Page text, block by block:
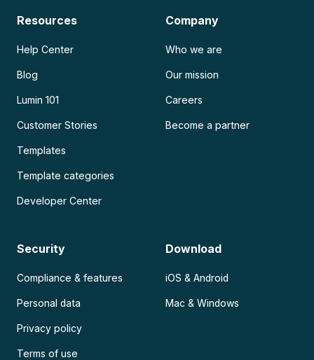
Resources
Help Center
Blog
Lumin 101
Customer Stories
Templates
Template categories
Developer Center
Company
Who we are
Our mission
Careers
Become a partner
Security
Compliance & features
Personal data
Privacy policy
Terms of use
Download
iOS & Android
Mac & Windows